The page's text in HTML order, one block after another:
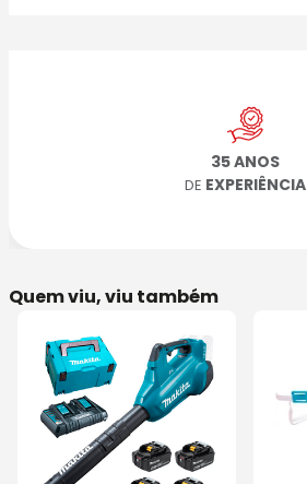
35 ANOS
DE EXPERIÊNCIA
Quem viu, viu também